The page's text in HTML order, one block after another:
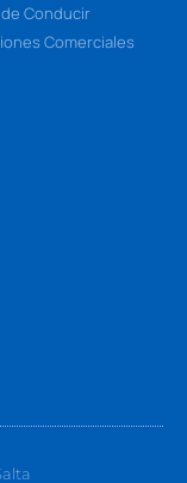
Conducir
Comerciales